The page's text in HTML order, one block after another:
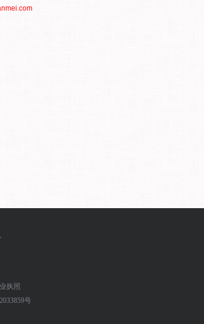
执照
号